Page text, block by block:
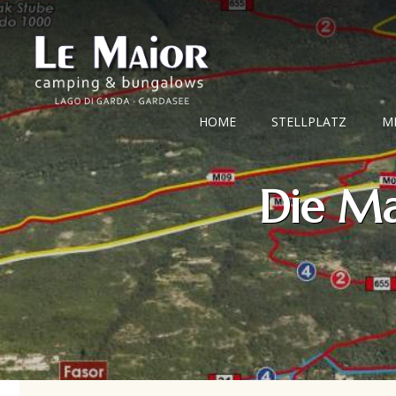
HOME STELLPLATZ
Die